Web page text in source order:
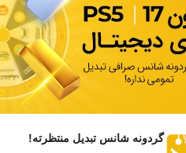
گردونه شانس تبدیل منتظرته!